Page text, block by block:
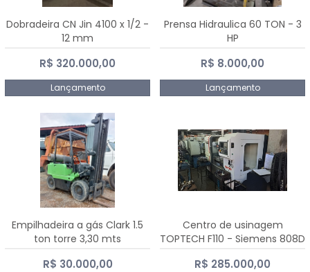
Dobradeira CN Jin 4100 x 1/2 -
12 mm
R$ 320.000,00
Lançamento
Prensa Hidraulica 60 TON - 3
HP
R$ 8.000,00
Lançamento
Empilhadeira a gás Clark 1.5
ton torre 3,30 mts
R$ 30.000,00
Centro de usinagem
TOPTECH F110 - Siemens 808D
Advanced
R$ 285.000,00